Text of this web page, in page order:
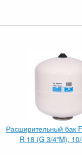
Расширительный бак
R 18 (G 3/4″M),